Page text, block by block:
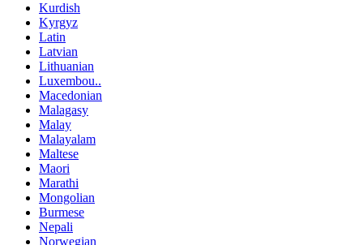
Kurdish
Kyrgyz
Latin
Latvian
Lithuanian
Luxembou..
Macedonian
Malagasy
Malay
Malayalam
Maltese
Maori
Marathi
Mongolian
Burmese
Nepali
Norwegian